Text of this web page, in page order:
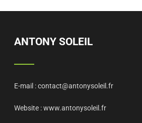
ANTONY SOLEIL
E-mail :contact@antonysoleil.fr
Website :www.antonysoleil.fr